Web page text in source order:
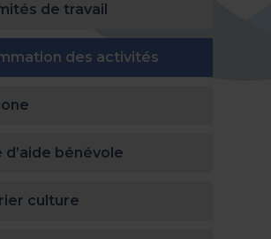
de travail
des activités
d’aide bénévole
culture